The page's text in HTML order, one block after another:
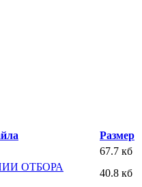
Размер
67.7 кб
ОТБОРА
40.8 кб